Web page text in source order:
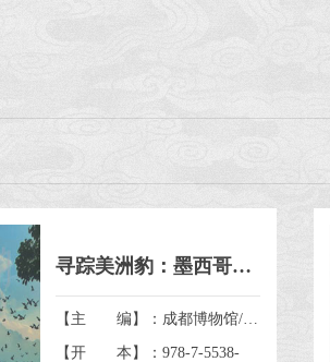
寻踪美洲豹：墨西哥古代文明
【主 编】：成都博物馆/墨西哥国家人类学与历史研究所/北京坤远文博展览有限公司
【开 本】：978-7-5538-